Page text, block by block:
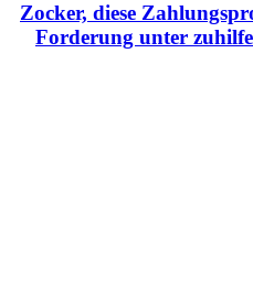
Zocker, diese
Forderung unter